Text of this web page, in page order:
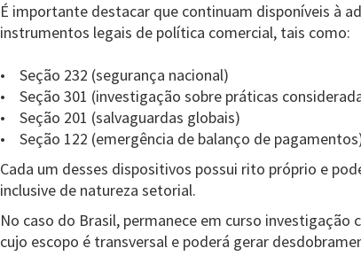
É importante destacar que continuam disponíveis à
instrumentos legais de política comercial, tais como:
• Seção 232 (segurança nacional)
• Seção 301 (investigação sobre práticas
• Seção 201 (salvaguardas globais)
• Seção 122 (emergência de balanço de
Cada um desses dispositivos possui rito próprio e
inclusive de natureza setorial.
No caso do Brasil, permanece em curso investigação
cujo escopo é transversal e poderá gerar